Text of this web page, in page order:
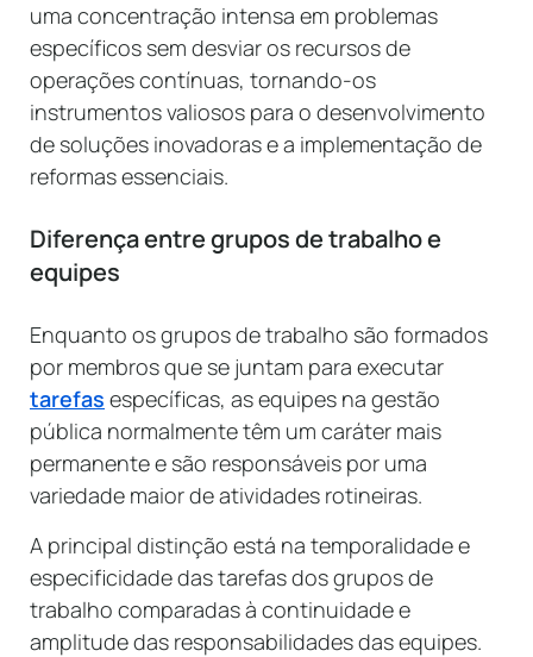
uma concentração intensa em problemas
específicos sem desviar os recursos de
operações contínuas, tornando-os
instrumentos valiosos para o desenvolvimento
de soluções inovadoras e a implementação de
reformas essenciais.
Diferença entre grupos de trabalho e
equipes
Enquanto os grupos de trabalho são formados
por membros que se juntam para executar
tarefas específicas, as equipes na gestão
pública normalmente têm um caráter mais
permanente e são responsáveis por uma
variedade maior de atividades rotineiras.
A principal distinção está na temporalidade e
especificidade das tarefas dos grupos de
trabalho comparadas à continuidade e
amplitude das responsabilidades das equipes.